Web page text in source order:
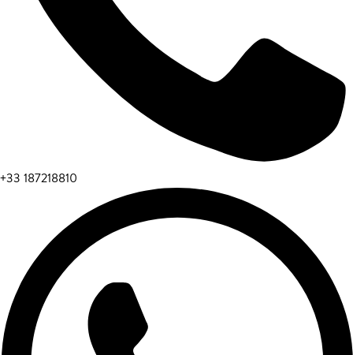
+33 187218810